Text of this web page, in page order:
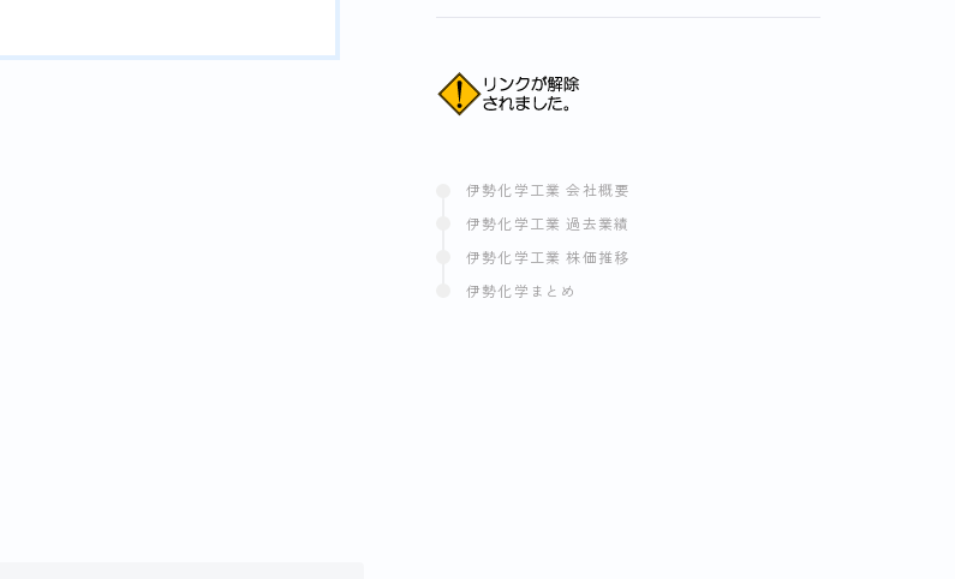
伊勢化学工業 会社概要
伊勢化学工業 過去業績
伊勢化学工業 株価推移
伊勢化学まとめ